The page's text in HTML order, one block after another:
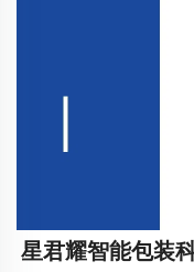
星君耀智能包装